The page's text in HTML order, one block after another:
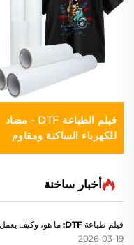
فيلم الطباعة DTF - مضاد
للكهرباء الساكنة ومقاوم
للرطوبة
أخبار ساخنة
فيلم طباعة DTF: ما هو، وكيف يعمل، وكيف تختار الأنسب منه
2026-03-19